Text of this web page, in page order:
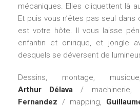
mécaniques. Elles cliquettent là
Et puis vous n’êtes pas seul
est votre hôte. Il vous laisse
enfantin et onirique, et jongle
desquels se déversent de
Dessins, montage,
Arthur Délava / machinerie,
Fernandez / mapping,